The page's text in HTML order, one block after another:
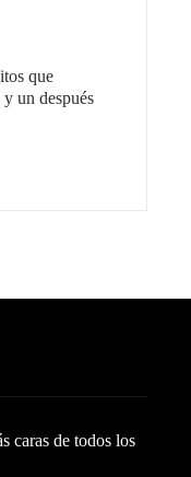
que
un después
caras de todos los